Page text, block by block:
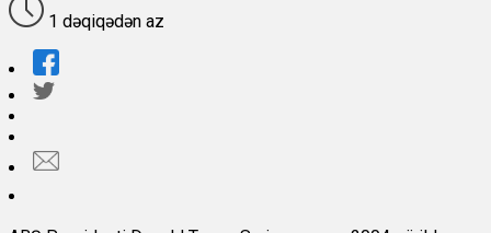
1 dəqiqədən az